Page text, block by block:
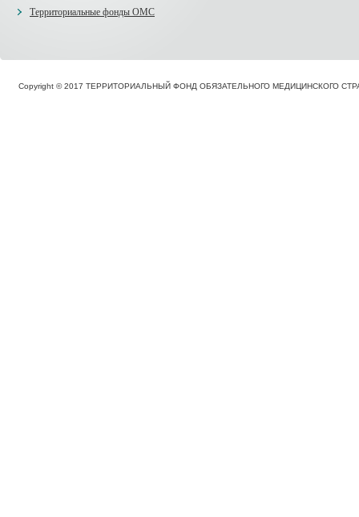
Территориальные фонды ОМС
Copyright © 2017 ТЕРРИТОРИАЛЬНЫЙ ФОНД ОБЯЗАТЕЛЬНОГО МЕДИЦИНСКОГО